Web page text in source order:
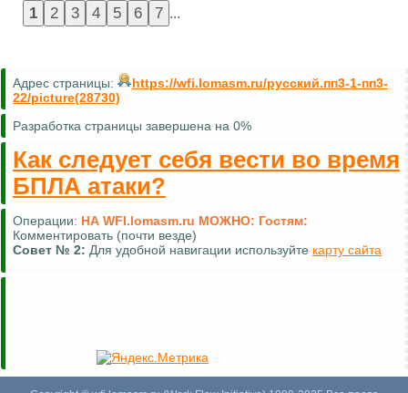
...
Адрес страницы:
https://wfi.lomasm.ru/русский.пп3-1-пп3-
22/picture(28730)
Разработка страницы завершена на 0%
Как следует себя вести во время
БПЛА атаки?
Операции: НА WFI.lomasm.ru МОЖНО: Гостям:
Комментировать (почти везде)
Совет № 2: Для удобной навигации используйте карту сайта